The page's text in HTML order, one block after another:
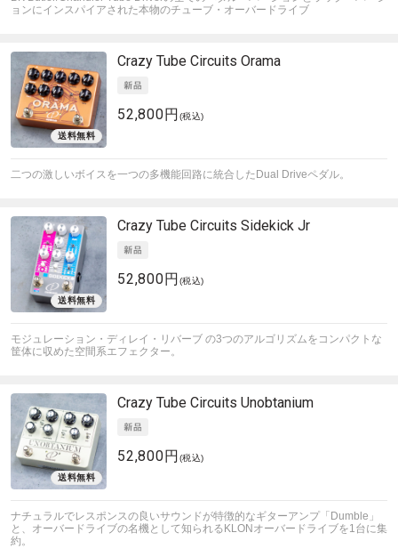
ョンにインスパイアされた本物のチューブ・オーバードライブ
Crazy Tube Circuits Orama
52,800円 (税込)
二つの激しいボイスを一つの多機能回路に統合したDual Driveペダル。
Crazy Tube Circuits Sidekick Jr
52,800円 (税込)
モジュレーション・ディレイ・リバーブ の3つのアルゴリズムをコンパクトな
筐体に収めた空間系エフェクター。
Crazy Tube Circuits Unobtanium
52,800円 (税込)
ナチュラルでレスポンスの良いサウンドが特徴的なギターアンプ「Dumble」
と、オーバードライブの名機として知られるKLONオーバードライブを1台に集
約。